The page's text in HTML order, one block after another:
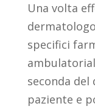
Una volta
specifici
seconda
paziente e